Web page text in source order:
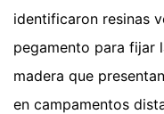
identificaron resinas
pegamento para fijar
madera que
en campamentos